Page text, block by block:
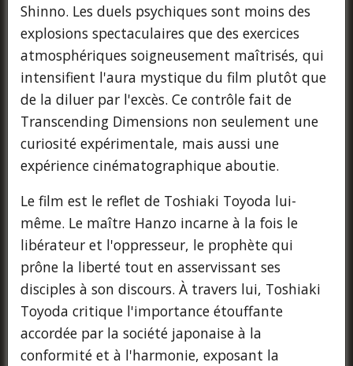
Shinno. Les duels psychiques sont moins des
explosions spectaculaires que des exercices
atmosphériques soigneusement maîtrisés, qui
intensifient l'aura mystique du film plutôt que
de la diluer par l'excès. Ce contrôle fait de
Transcending Dimensions non seulement une
curiosité expérimentale, mais aussi une
expérience cinématographique aboutie.
Le film est le reflet de Toshiaki Toyoda lui-
même. Le maître Hanzo incarne à la fois le
libérateur et l'oppresseur, le prophète qui
prône la liberté tout en asservissant ses
disciples à son discours. À travers lui, Toshiaki
Toyoda critique l'importance étouffante
accordée par la société japonaise à la
conformité et à l'harmonie, exposant la